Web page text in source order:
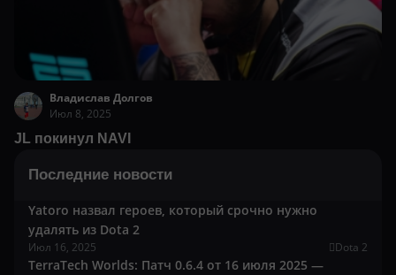
Владислав Долгов
Июл 8, 2025
JL покинул NAVI
Последние новости
Yatoro назвал героев, который срочно нужно
удалять из Dota 2
Июл 16, 2025 Dota 2
TerraTech Worlds: Патч 0.6.4 от 16 июля 2025 —